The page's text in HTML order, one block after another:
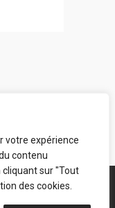
votre expérience
contenu
sur "Tout
des cookies.
6220 LAMBUSART